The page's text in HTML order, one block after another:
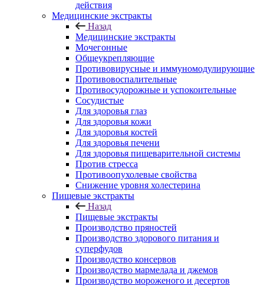
действия
Медицинские экстракты
Назад
Медицинские экстракты
Мочегонные
Общеукрепляющие
Противовирусные и иммуномодулирующие
Противовоспалительные
Противосудорожные и успокоительные
Сосудистые
Для здоровья глаз
Для здоровья кожи
Для здоровья костей
Для здоровья печени
Для здоровья пищеварительной системы
Против стресса
Противоопухолевые свойства
Снижение уровня холестерина
Пищевые экстракты
Назад
Пищевые экстракты
Производство пряностей
Производство здорового питания и
суперфудов
Производство консервов
Производство мармелада и джемов
Производство мороженого и десертов